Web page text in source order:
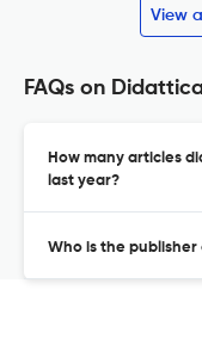
View
FAQs on
How many articles
last year?
Who is the